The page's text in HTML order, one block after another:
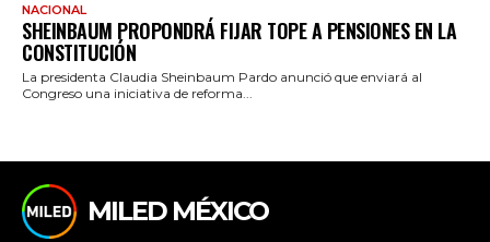
NACIONAL
SHEINBAUM PROPONDRÁ FIJAR TOPE A PENSIONES EN LA
CONSTITUCIÓN
La presidenta Claudia Sheinbaum Pardo anunció que enviará al
Congreso una iniciativa de reforma...
MILED MÉXICO